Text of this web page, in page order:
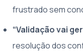
frustrado sem
“Validação vai
resolução dos